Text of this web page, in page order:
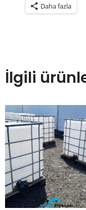
(Yeni
pencerede
tıklayın
(Yeni
Daha fazla
İlgili